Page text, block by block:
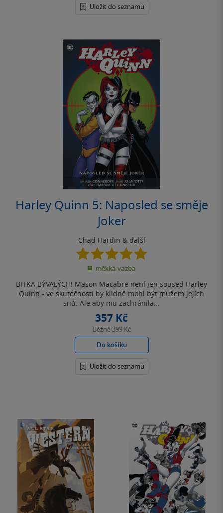
Uložit do seznamu
Harley Quinn 5: Naposled se směje
Joker
Chad Hardin & další
5.0
z
5
měkká vazba
BITKA BÝVALÝCH! Mason Macabre není jen soused Harley
Quinn - ve skutečnosti by klidně mohl být mužem jejích
snů. Ale aby mu zachránila...
357 Kč
Běžně 399 Kč
Do košíku
Uložit do seznamu